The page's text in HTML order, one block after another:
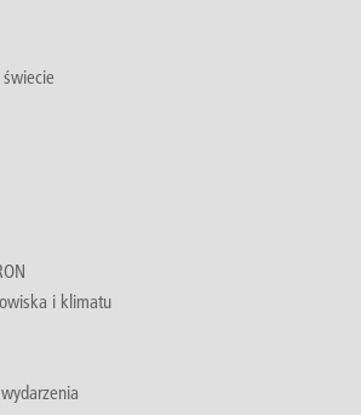
świecie
i klimatu